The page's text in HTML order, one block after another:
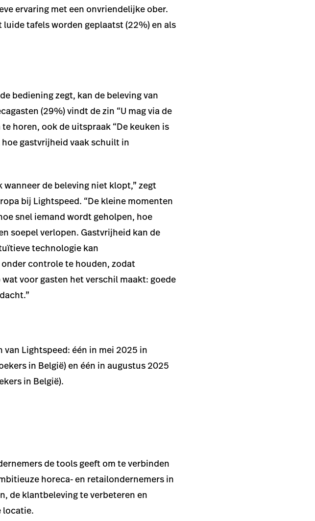
ervaring met een onvriendelijke ober.
tafels worden geplaatst (22%) en als
bediening zegt, kan de beleving van
(29%) vindt de zin “U mag via de
horen, ook de uitspraak “De keuken is
gastvrijheid vaak schuilt in
de beleving niet klopt,” zegt
bij Lightspeed. “De kleine momenten
snel iemand wordt geholpen, hoe
soepel verlopen. Gastvrijheid kan de
technologie kan
controle te houden, zodat
voor gasten het verschil maakt: goede
Lightspeed: één in mei 2025 in
in België) en één in augustus 2025
in België).
de tools geeft om te verbinden
horeca- en retailondernemers in
de klantbeleving te verbeteren en
locatie.